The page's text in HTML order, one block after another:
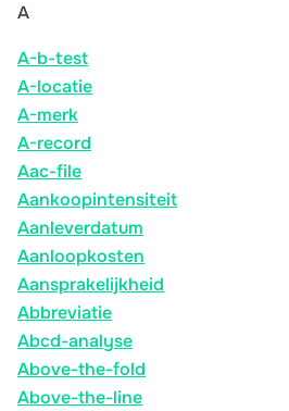
A
A-b-test
A-locatie
A-merk
A-record
Aac-file
Aankoopintensiteit
Aanleverdatum
Aanloopkosten
Aansprakelijkheid
Abbreviatie
Abcd-analyse
Above-the-fold
Above-the-line